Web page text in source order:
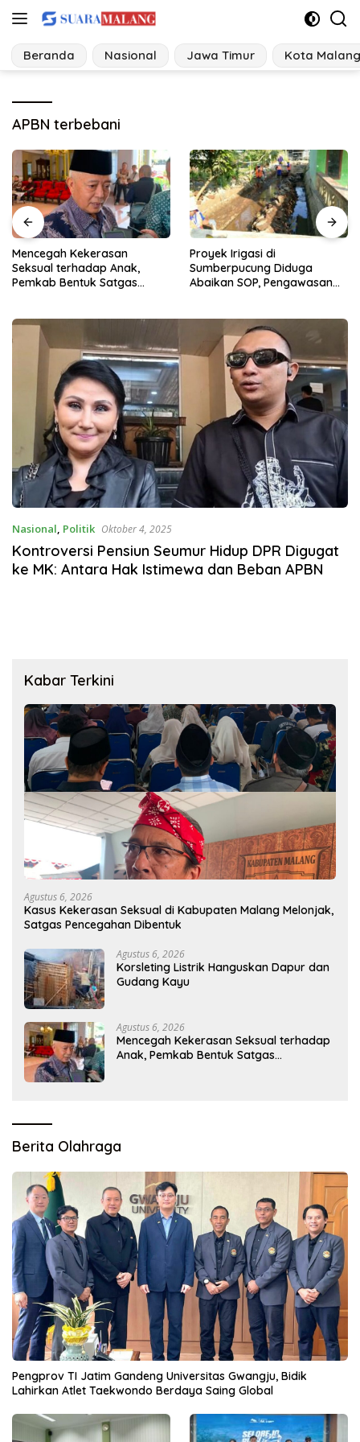
Langsung
konten
Beranda Nasional Jawa Timur Kota Malang
APBN terbebani
Proyek Irigasi di
Sumberpucung Diduga
Abaikan SOP, Pengawasan
Ancaman Perubahan Iklim,
Desa di Jatim Bangun
Tangguh Bencana
Nasional, Politik Oktober 4, 2025
Kontroversi Pensiun Seumur Hidup DPR Digugat
ke MK: Antara Hak Istimewa dan Beban APBN
Kabar Terkini
Agustus 6, 2026
Kasus Kekerasan Seksual di Kabupaten Malang Melonjak,
Satgas Pencegahan Dibentuk
Agustus 6, 2026
Korsleting Listrik Hanguskan Dapur dan
Gudang Kayu
Agustus 6, 2026
Mencegah Kekerasan Seksual terhadap
Anak, Pemkab Bentuk Satgas
Berita Olahraga
Pengprov TI Jatim Gandeng Universitas Gwangju, Bidik
Lahirkan Atlet Taekwondo Berdaya Saing Global